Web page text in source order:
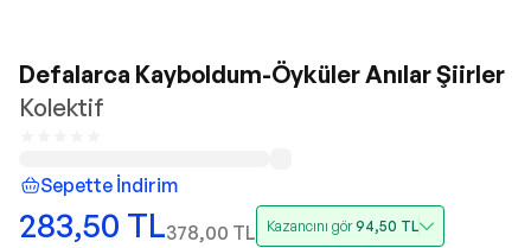
Defalarca Kayboldum-Öyküler Anılar Şiirler
Kolektif
Sepette İndirim
283,50 TL378,00 TL Kazancını gör94,50 TL